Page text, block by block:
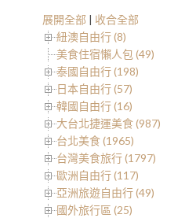
展開全部 | 收合全部
紐澳自由行 (8)
美食住宿懶人包 (49)
泰國自由行 (198)
日本自由行 (57)
韓國自由行 (16)
大台北捷運美食 (987)
台北美食 (1965)
台灣美食旅行 (1797)
歐洲自由行 (117)
亞洲旅遊自由行 (49)
國外旅行區 (25)